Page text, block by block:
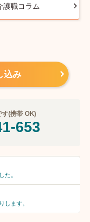
護職コラム
込み
す(携帯 OK)
653
た。
します。